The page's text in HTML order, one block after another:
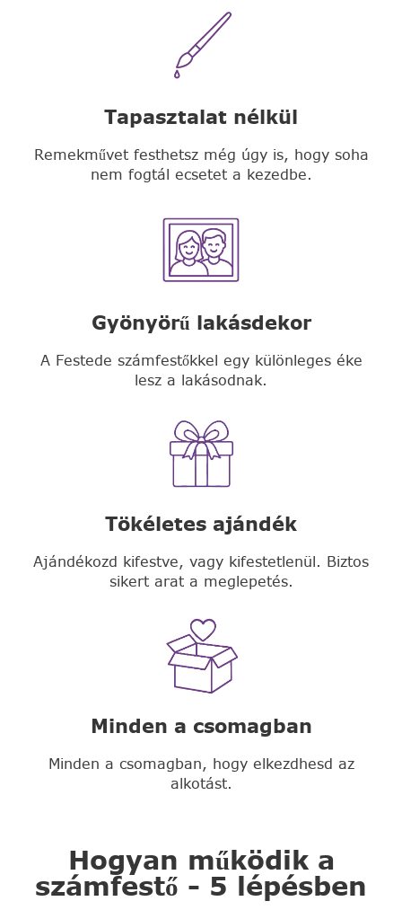
Tapasztalat nélkül
Remekművet festhetsz még úgy is, hogy soha
nem fogtál ecsetet a kezedbe.
Gyönyörű lakásdekor
A Festede számfestőkkel egy különleges éke
lesz a lakásodnak.
Tökéletes ajándék
Ajándékozd kifestve, vagy kifestetlenül. Biztos
sikert arat a meglepetés.
Minden a csomagban
Minden a csomagban, hogy elkezdhesd az
alkotást.
Hogyan működik a
számfestő - 5 lépésben